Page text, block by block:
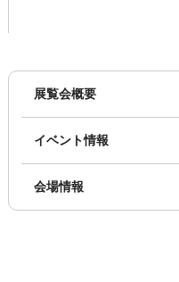
展覧会概要
イベント情報
会場情報